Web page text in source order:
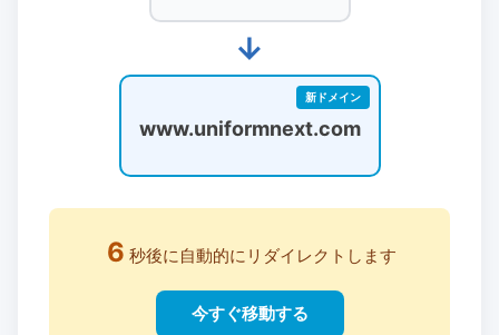
→
www.uniformnext.com
6 秒後に自動的にリダイレクトします
今すぐ移動する